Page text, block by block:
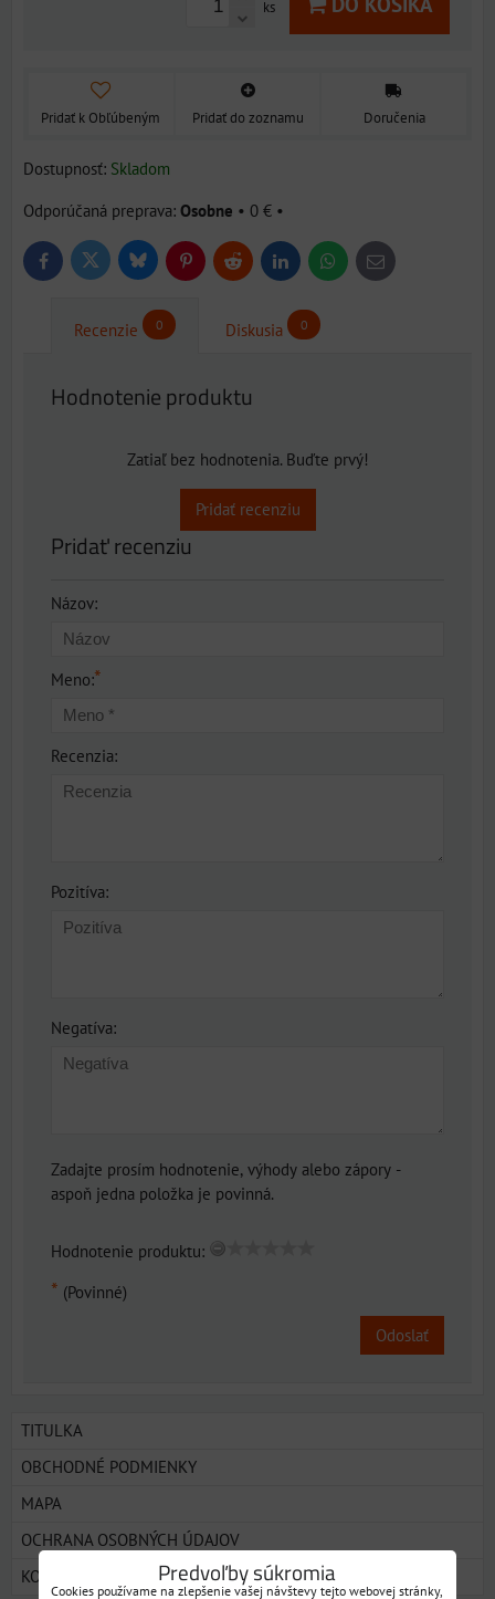
ks
Pridať k Obľúbeným Pridať do zoznamu Doručenia
Dostupnosť: Skladom
Osobne • 0 € •
FacebookTwitter BlueskyPinterestReddit LinkedInWhatsApp
E-
mail
Recenzie 0 Diskusia 0
Hodnotenie produktu
Zatiaľ bez hodnotenia. Buďte prvý!
Pridať recenziu
Pridať recenziu
Názov:
Meno:*
Recenzia:
Pozitíva:
Negatíva:
Zadajte prosím hodnotenie, výhody alebo zápory -
aspoň jedna položka je povinná.
Hodnotenie produktu:
* (Povinné)
Odoslať
TITULKA
OBCHODNÉ PODMIENKY
MAPA
OCHRANA OSOBNÝCH ÚDAJOV
KONTAKT
Predvoľby súkromia
Cookies používame na zlepšenie vašej návštevy tejto webovej stránky,